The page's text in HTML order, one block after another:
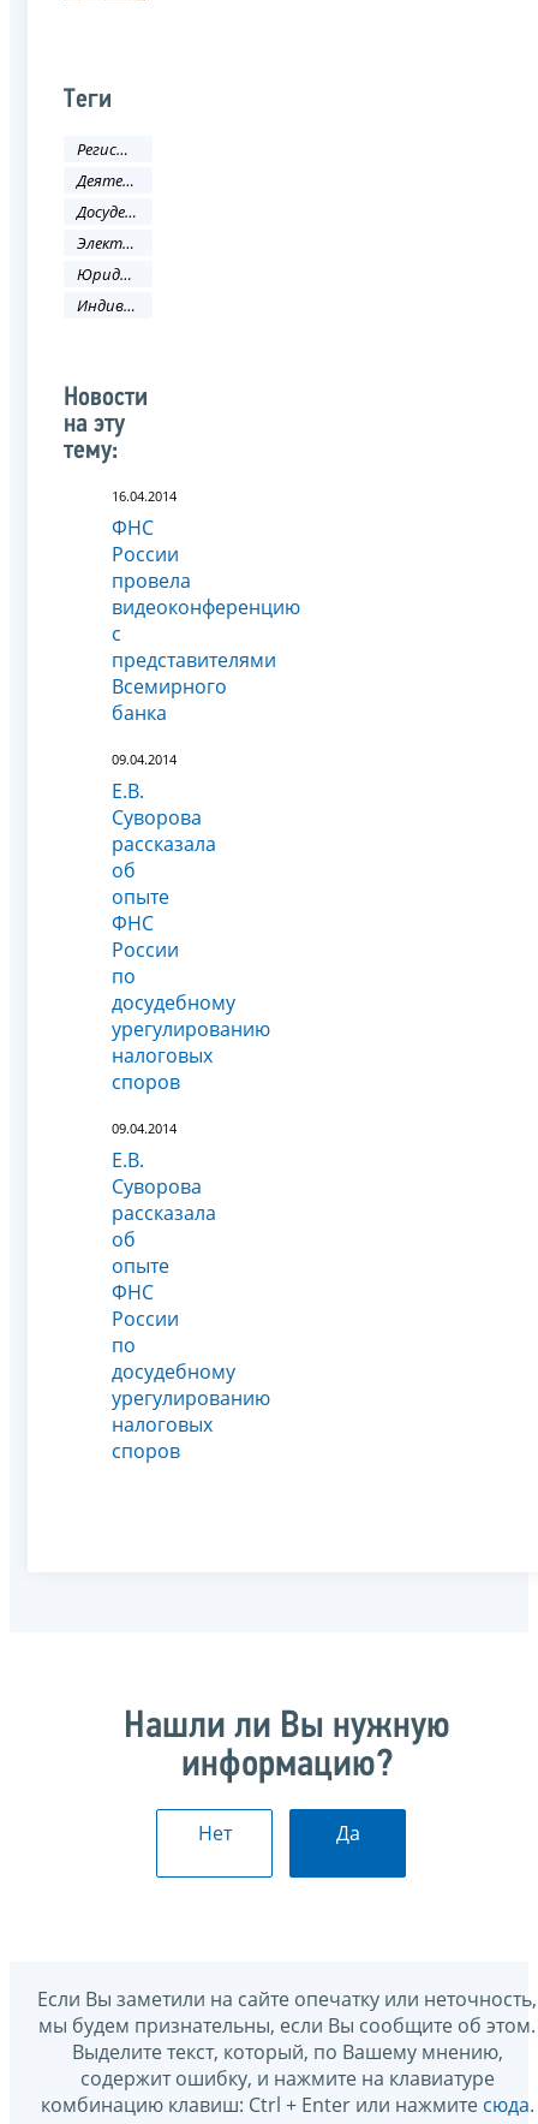
Теги
Регистрация
Деятельность ФНС
Досудебное урегулирование налоговых споров
Электронные услуги
Юридическое лицо
Индивидуальный предприниматель
Новости
на эту
тему:
16.04.2014
ФНС
России
провела
видеоконференцию
с
представителями
Всемирного
банка
09.04.2014
Е.В.
Суворова
рассказала
об
опыте
ФНС
России
по
досудебному
урегулированию
налоговых
споров
09.04.2014
Е.В.
Суворова
рассказала
об
опыте
ФНС
России
по
досудебному
урегулированию
налоговых
споров
Нашли ли Вы нужную
информацию?
Нет Да
Если Вы заметили на сайте опечатку или неточность,
мы будем признательны, если Вы сообщите об этом.
Выделите текст, который, по Вашему мнению,
содержит ошибку, и нажмите на клавиатуре
комбинацию клавиш: Ctrl + Enter или нажмите сюда.